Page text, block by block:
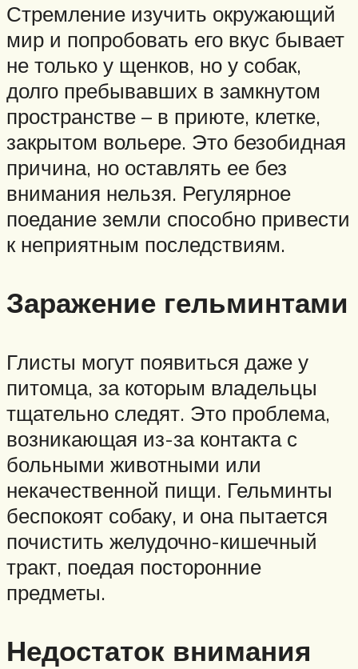
Стремление изучить окружающий
мир и попробовать его вкус бывает
не только у щенков, но у собак,
долго пребывавших в замкнутом
пространстве – в приюте, клетке,
закрытом вольере. Это безобидная
причина, но оставлять ее без
внимания нельзя. Регулярное
поедание земли способно привести
к неприятным последствиям.
Заражение гельминтами
Глисты могут появиться даже у
питомца, за которым владельцы
тщательно следят. Это проблема,
возникающая из-за контакта с
больными животными или
некачественной пищи. Гельминты
беспокоят собаку, и она пытается
почистить желудочно-кишечный
тракт, поедая посторонние
предметы.
Недостаток внимания